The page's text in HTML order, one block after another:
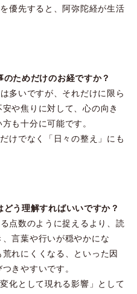
優先すると、阿弥陀経が生活
ためだけのお経ですか？
多いですが、それだけに限ら
や焦りに対して、心の向き
も十分に可能です。
けでなく「日々の整え」にも
う理解すればいいですか？
点数のように捉えるより、読
言葉や行いが穏やかにな
れにくくなる、といった因
きやすいです。
化として現れる影響」として